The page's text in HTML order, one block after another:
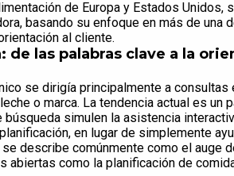
de Europa y Estados Unidos,
basando su enfoque en más de una
al cliente.
las palabras clave a la
se dirigía principalmente a
o marca. La tendencia actual es un
simulen la asistencia
en lugar de simplemente
describe comúnmente como el auge
abiertas como la planificación de